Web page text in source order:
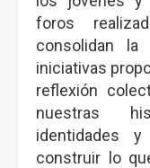
foros
consolidan
iniciativas
reflexión
nuestras
identidades
construir lo